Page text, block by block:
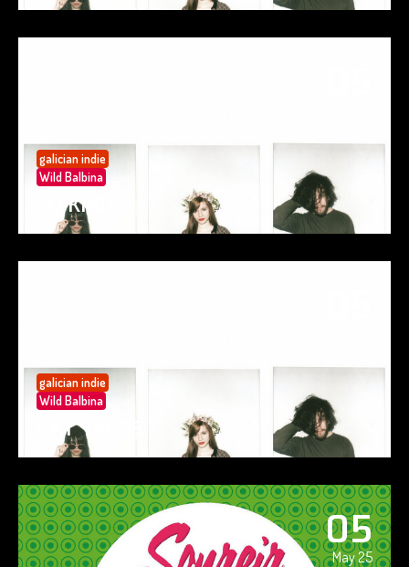
galician indie
Wild Balbina
SO KIND
galician indie
Wild Balbina
EAT TACOS
05
May 25